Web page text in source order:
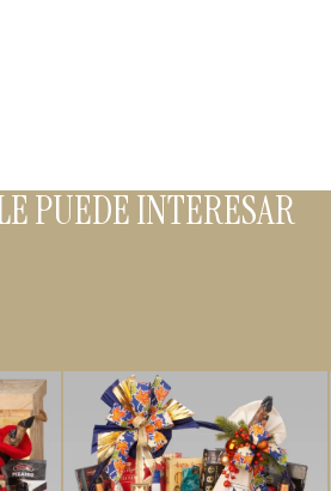
PUEDE INTERESAR